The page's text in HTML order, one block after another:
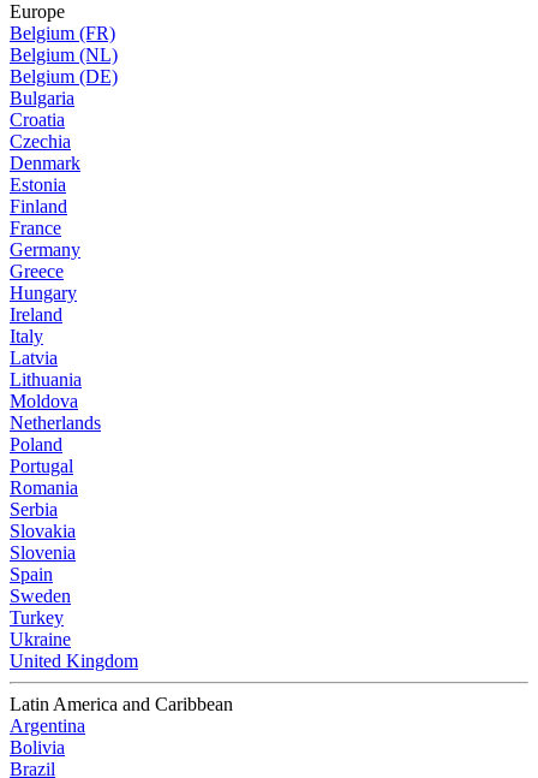
Europe
Belgium (FR)
Belgium (NL)
Belgium (DE)
Bulgaria
Croatia
Czechia
Denmark
Estonia
Finland
France
Germany
Greece
Hungary
Ireland
Italy
Latvia
Lithuania
Moldova
Netherlands
Poland
Portugal
Romania
Serbia
Slovakia
Slovenia
Spain
Sweden
Turkey
Ukraine
United Kingdom
Latin America and Caribbean
Argentina
Bolivia
Brazil